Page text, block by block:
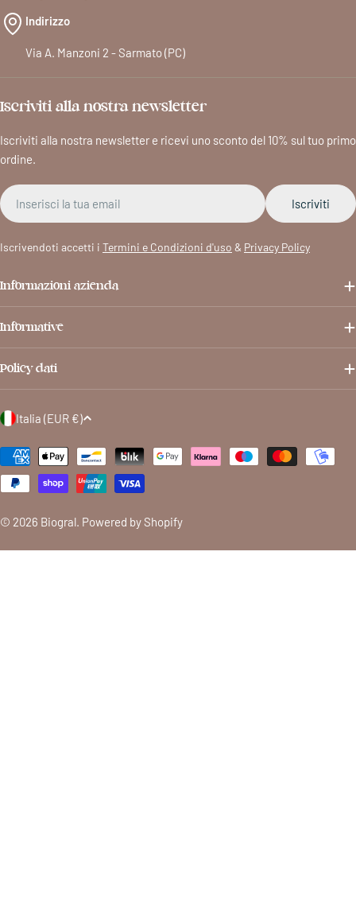
Indirizzo
Via A. Manzoni 2 - Sarmato (PC)
Iscriviti alla nostra newsletter
Iscriviti alla nostra newsletter e ricevi uno sconto del 10% sul tuo primo
ordine.
Email
Iscriviti
Iscrivendoti accetti i Termini e Condizioni d'uso & Privacy Policy
Informazioni azienda
Informative
Policy dati
P
e
s
/
Italia (EUR €)
Metodi
di
pagamento
© 2026 Biogral. Powered by Shopify